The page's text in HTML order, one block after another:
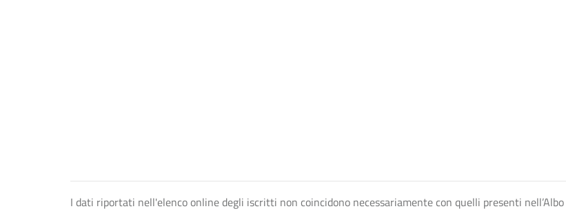
I dati riportati nell'elenco online degli iscritti non coincidono necessariamente con quelli presenti